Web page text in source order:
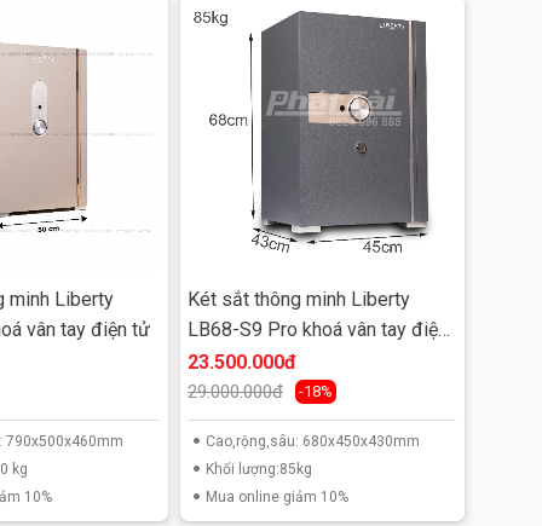
minh Liberty
vân tay điện tử
790x500x460mm
kg
10%
Két sắt thông minh Liberty
LB68-S9 Pro khoá vân tay điện
tử
23.500.000đ
29.000.000đ -18%
Cao,rộng,sâu: 680x450x430mm
Khối lượng:85kg
Mua online giảm 10%